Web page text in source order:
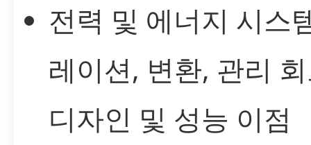
전력 및 에너지 시스
레이션, 변환, 관리
디자인 및 성능 이점